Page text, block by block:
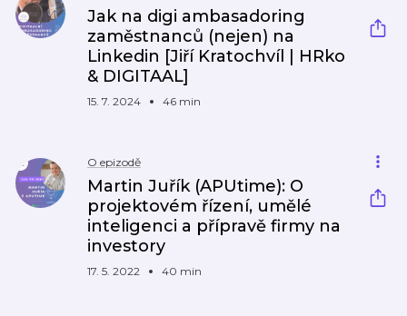
Jak na digi ambasadoring
zaměstnanců (nejen) na
Linkedin [Jiří Kratochvíl | HRko
& DIGITAAL]
15. 7. 2024 46 min
O epizodě
Martin Juřík (APUtime): O
projektovém řízení, umělé
inteligenci a přípravě firmy na
investory
17. 5. 2022 40 min